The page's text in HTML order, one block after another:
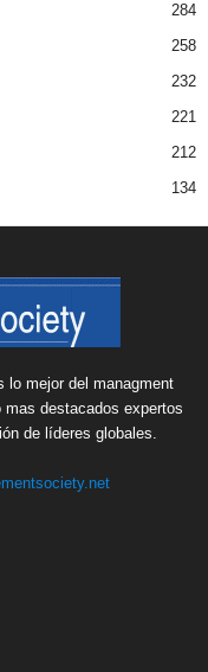
284
258
232
221
212
134
lo mejor del managment
destacados expertos
de líderes globales.